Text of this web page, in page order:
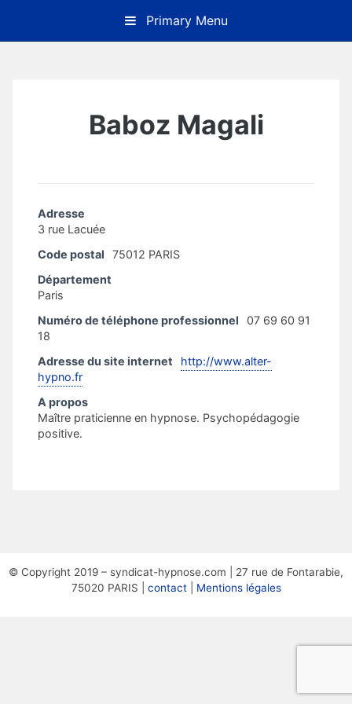
content
Primary Menu
Baboz Magali
Adresse
3 rue Lacuée
Code postal
75012 PARIS
Département
Paris
Numéro de téléphone professionnel
07 69 60 91
18
Adresse du site internet
http://www.alter-
hypno.fr
A propos
Maître praticienne en hypnose. Psychopédagogie
positive.
© Copyright 2019 – syndicat-hypnose.com | 27 rue de Fontarabie,
75020 PARIS | contact| Mentions légales